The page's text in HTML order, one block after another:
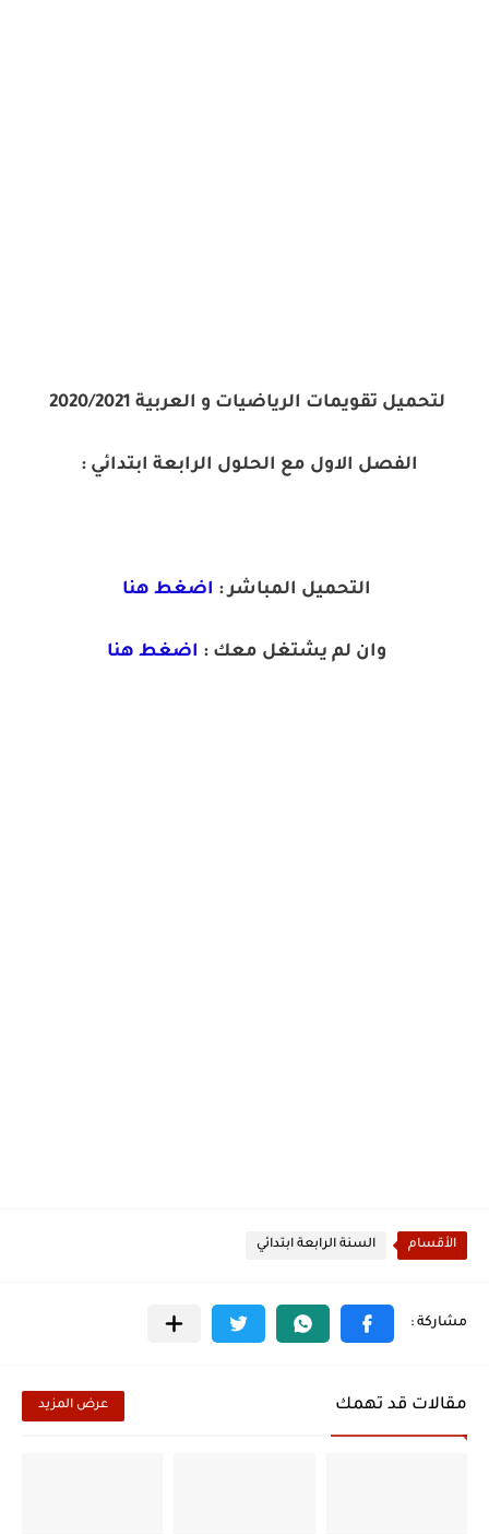
لتحميل تقويمات الرياضيات و العربية 2020/2021
الفصل الاول مع الحلول الرابعة ابتدائي :
التحميل المباشر : اضغط هنا
وان لم يشتغل معك : اضغط هنا
الأقسام السنة الرابعة ابتدائي
مقالات قد تهمك عرض المزيد